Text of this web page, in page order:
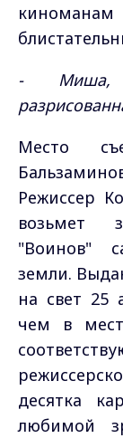
- Миша,
Место
Режиссер
возьмет
"Воинов"
земли.
на свет 25
чем в
десятка
любимой